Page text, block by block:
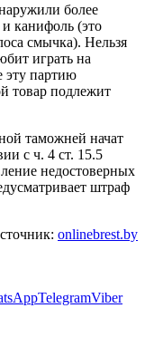
более
канифоль (это
смычка). Нельзя
играть на
эту партию
товар подлежит
таможней начат
с ч. 4 ст. 15.5
недостоверных
штраф
onlinebrest.by
TelegramViber